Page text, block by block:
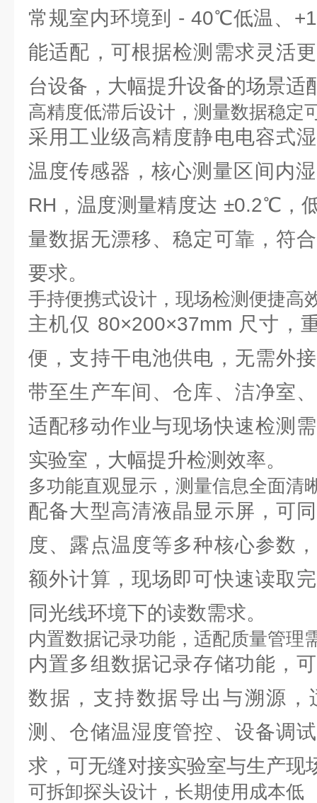
常规室内环境到 - 40℃低温、
能适配，可根据检测需求灵活
台设备，大幅提升设备的场景适
高精度低滞后设计，测量数据稳定
采用工业级高精度静电电容式
温度传感器，核心测量区间内
RH，温度测量精度达 ±0.2℃，
量数据无漂移、稳定可靠，符
要求。
手持便携式设计，现场检测便捷高
主机仅 80×200×37mm 尺寸，
便，支持干电池供电，无需外
带至生产车间、仓库、洁净室
适配移动作业与现场快速检测
实验室，大幅提升检测效率。
多功能直观显示，测量信息全面清
配备大型高清液晶显示屏，可
度、露点温度等多种核心参数
额外计算，现场即可快速读取
同光线环境下的读数需求。
内置数据记录功能，适配质量管理
内置多组数据记录存储功能，
数据，支持数据导出与溯源，
测、仓储温湿度管控、设备调
求，可无缝对接实验室与生产现
可拆卸探头设计，长期使用成本低